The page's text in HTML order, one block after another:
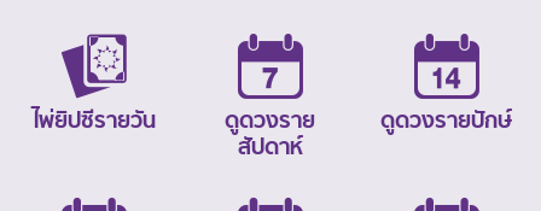
ไพ่ยิปซีรายวัน
ดูดวงราย
สัปดาห์
ดูดวงรายปักษ์